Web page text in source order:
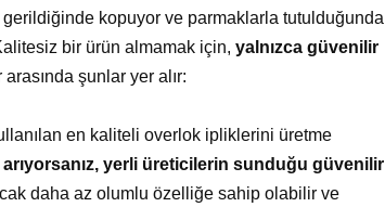
kopuyor ve parmaklarla tutulduğunda
bir ürün almamak için, yalnızca güvenilir
arasında şunlar yer alır:
en kaliteli overlok ipliklerini üretme
yerli üreticilerin sunduğu güvenilir
daha az olumlu özelliğe sahip olabilir ve